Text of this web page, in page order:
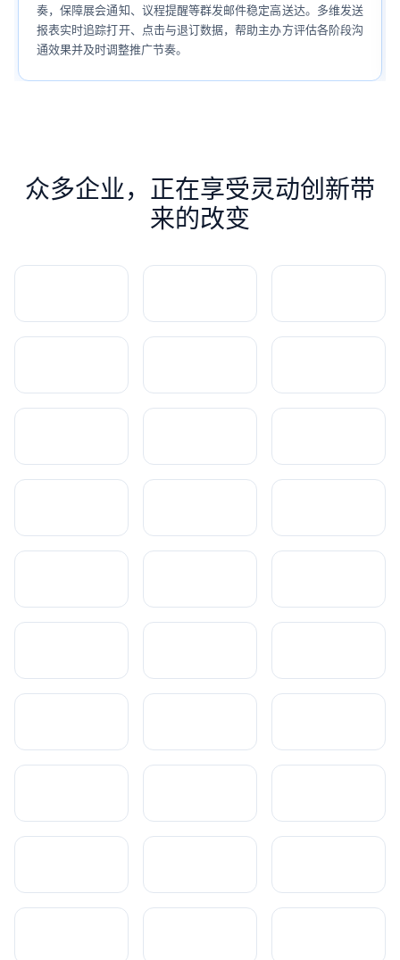
奏，保障展会通知、议程提醒等群发邮件稳定高送达。多维发送
报表实时追踪打开、点击与退订数据，帮助主办方评估各阶段沟
通效果并及时调整推广节奏。
众多企业，正在享受灵动创新带
来的改变